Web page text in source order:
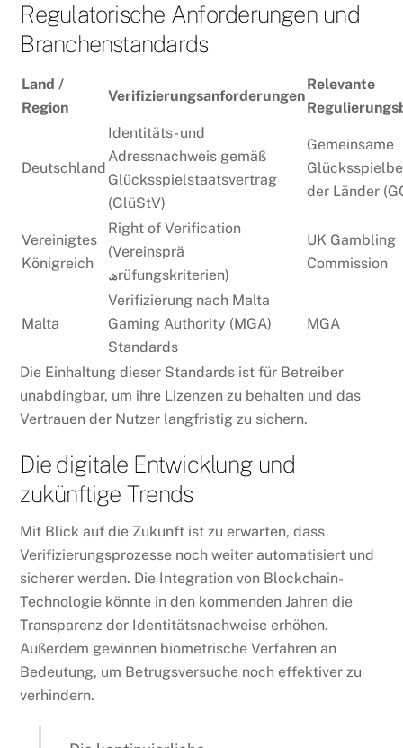
Regulatorische Anforderungen und
Branchenstandards
Land /
Region
Verifizierungsanforderungen
Relevante
Deutschland
Identitäts- und
Adressnachweis gemäß
Glücksspielstaatsvertrag
(GlüStV)
Gemeinsame
der Länder
Vereinigtes
Königreich
Right of Verification
(Vereinsprä
ھrüfungskriterien)
UK Gambling
Commission
Malta
Verifizierung nach Malta
Gaming Authority (MGA)
Standards
MGA
Die Einhaltung dieser Standards ist für Betreiber
unabdingbar, um ihre Lizenzen zu behalten und das
Vertrauen der Nutzer langfristig zu sichern.
Die digitale Entwicklung und
zukünftige Trends
Mit Blick auf die Zukunft ist zu erwarten, dass
Verifizierungsprozesse noch weiter automatisiert und
sicherer werden. Die Integration von Blockchain-
Technologie könnte in den kommenden Jahren die
Transparenz der Identitätsnachweise erhöhen.
Außerdem gewinnen biometrische Verfahren an
Bedeutung, um Betrugsversuche noch effektiver zu
verhindern.